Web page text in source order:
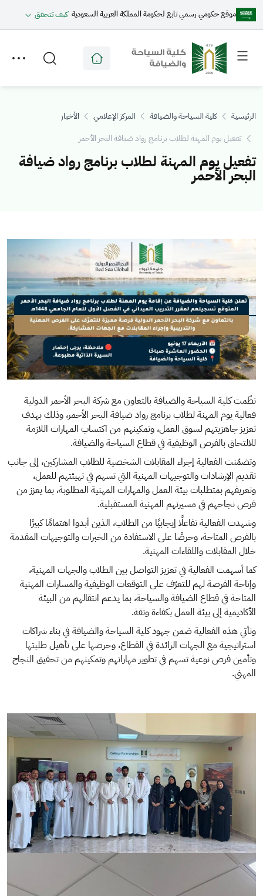
موقع حكومي رسمي تابع لحكومة المملكة العربية السعودية كيف تتحقق
Toggle
menu
Toggle
secondary
menu
الرئيسية كلية السياحة والضيافة المركز الإعلامي
الأخبار
تفعيل يوم المهنة لطلاب برنامج رواد ضيافة البحر الأحمر
تفعيل يوم المهنة لطلاب برنامج رواد ضيافة
البحر الأحمر
نظّمت كلية السياحة والضيافة بالتعاون مع شركة البحر الأحمر الدولية
فعالية يوم المهنة لطلاب برنامج رواد ضيافة البحر الأحمر، وذلك بهدف
تعزيز جاهزيتهم لسوق العمل، وتمكينهم من اكتساب المهارات اللازمة
للالتحاق بالفرص الوظيفية في قطاع السياحة والضيافة.
وتضمّنت الفعالية إجراء المقابلات الشخصية للطلاب المشاركين، إلى جانب
تقديم الإرشادات والتوجيهات المهنية التي تسهم في تهيئتهم للعمل،
وتعريفهم بمتطلبات بيئة العمل والمهارات المهنية المطلوبة، بما يعزز من
فرص نجاحهم في مسيرتهم المهنية المستقبلية.
وشهدت الفعالية تفاعلًا إيجابيًا من الطلاب، الذين أبدوا اهتمامًا كبيرًا
بالفرص المتاحة، وحرصًا على الاستفادة من الخبرات والتوجيهات المقدمة
خلال المقابلات واللقاءات المهنية.
كما أسهمت الفعالية في تعزيز التواصل بين الطلاب والجهات المهنية،
وإتاحة الفرصة لهم للتعرّف على التوقعات الوظيفية والمسارات المهنية
المتاحة في قطاع الضيافة والسياحة، بما يدعم انتقالهم من البيئة
الأكاديمية إلى بيئة العمل بكفاءة وثقة.
وتأتي هذه الفعالية ضمن جهود كلية السياحة والضيافة في بناء شراكات
استراتيجية مع الجهات الرائدة في القطاع، وحرصها على تأهيل طلبتها
وتأمين فرص نوعية تسهم في تطوير مهاراتهم وتمكينهم من تحقيق النجاح
المهني.
الصورة